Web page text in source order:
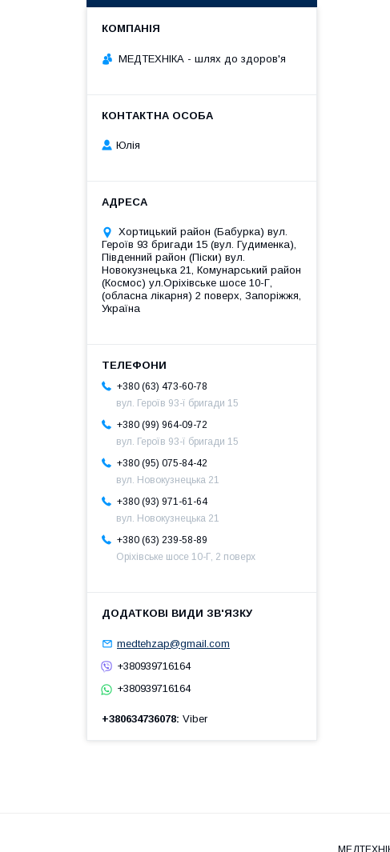
МЕДТЕХНІКА - шлях до здоров'я
Юлія
Хортицький район (Бабурка) вул.
Героїв 93 бригади 15 (вул. Гудименка),
Південний район (Піски) вул.
Новокузнецька 21, Комунарський район
(Космос) ул.Оріхівське шосе 10-Г,
(обласна лікарня) 2 поверх, Запоріжжя,
Україна
+380 (63) 473-60-78
вул. Героїв 93-ї бригади 15
+380 (99) 964-09-72
вул. Героїв 93-ї бригади 15
+380 (95) 075-84-42
вул. Новокузнецька 21
+380 (93) 971-61-64
вул. Новокузнецька 21
+380 (63) 239-58-89
Оріхівське шосе 10-Г, 2 поверх
medtehzap@gmail.com
+380939716164
+380939716164
+380634736078 Viber